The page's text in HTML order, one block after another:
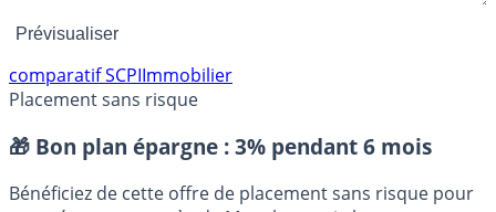
comparatif SCPI Immobilier
Placement sans risque
🎁 Bon plan épargne : 3% pendant 6 mois